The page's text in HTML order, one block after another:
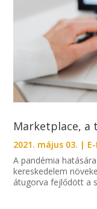
Marketplace,
2021. május 03. |
A pandémia
kereskedelem
átugorva fejlődött a